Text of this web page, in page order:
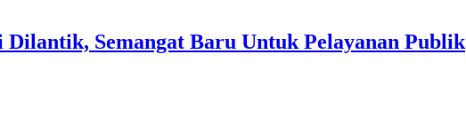
Semangat Baru Untuk Pelayanan Publik